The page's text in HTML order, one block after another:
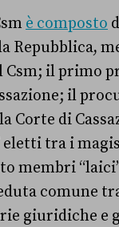
è composto
Repubblica,
Csm; il primo
il
Corte di
eletti tra i
membri
comune
giuridiche e